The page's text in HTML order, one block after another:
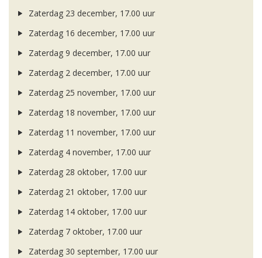
Zaterdag 23 december, 17.00 uur
Zaterdag 16 december, 17.00 uur
Zaterdag 9 december, 17.00 uur
Zaterdag 2 december, 17.00 uur
Zaterdag 25 november, 17.00 uur
Zaterdag 18 november, 17.00 uur
Zaterdag 11 november, 17.00 uur
Zaterdag 4 november, 17.00 uur
Zaterdag 28 oktober, 17.00 uur
Zaterdag 21 oktober, 17.00 uur
Zaterdag 14 oktober, 17.00 uur
Zaterdag 7 oktober, 17.00 uur
Zaterdag 30 september, 17.00 uur